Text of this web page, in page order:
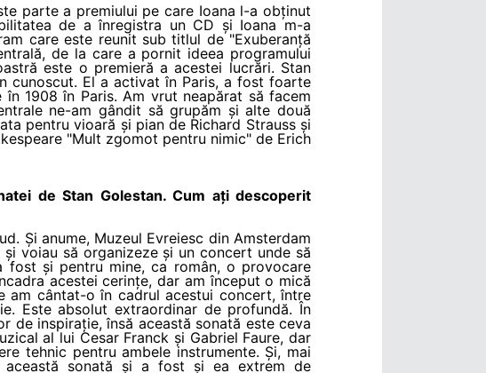
parte a premiului pe care Ioana l-a obținut
de a înregistra un CD și Ioana m-a
care este reunit sub titlul de "Exuberanță
de la care a pornit ideea programului
este o premieră a acestei lucrări. Stan
cunoscut. El a activat în Paris, a fost foarte
1908 în Paris. Am vrut neapărat să facem
ne-am gândit să grupăm și alte două
pentru vioară și pian de Richard Strauss și
"Mult zgomot pentru nimic" de Erich
de Stan Golestan. Cum ați descoperit
Și anume, Muzeul Evreiesc din Amsterdam
voiau să organizeze și un concert unde să
și pentru mine, ca român, o provocare
acestei cerințe, dar am început o mică
am cântat-o în cadrul acestui concert, între
Este absolut extraordinar de profundă. În
inspirație, însă această sonată este ceva
al lui Cesar Franck și Gabriel Faure, dar
tehnic pentru ambele instrumente. Și, mai
sonată și a fost și ea extrem de